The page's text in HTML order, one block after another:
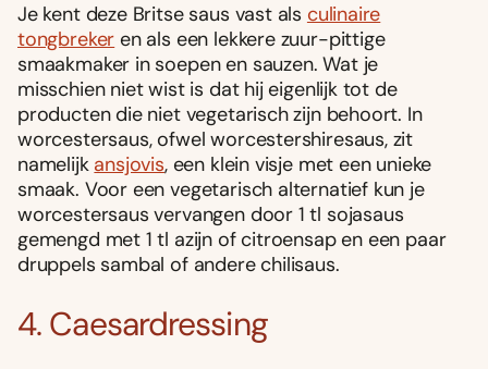
Je kent deze Britse saus vast als culinaire
tongbreker en als een lekkere zuur-pittige
smaakmaker in soepen en sauzen. Wat je
misschien niet wist is dat hij eigenlijk tot de
producten die niet vegetarisch zijn behoort. In
worcestersaus, ofwel worcestershiresaus, zit
namelijk ansjovis, een klein visje met een unieke
smaak. Voor een vegetarisch alternatief kun je
worcestersaus vervangen door 1 tl sojasaus
gemengd met 1 tl azijn of citroensap en een paar
druppels sambal of andere chilisaus.
4. Caesardressing